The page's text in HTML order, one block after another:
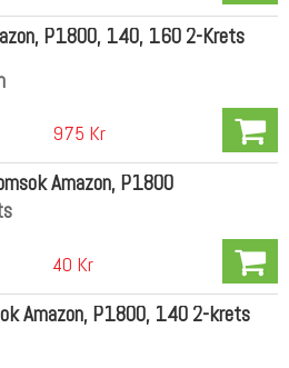
P1800, 140, 160 2-Krets
975 Kr
Amazon, P1800
40 Kr
Amazon, P1800, 140 2-krets